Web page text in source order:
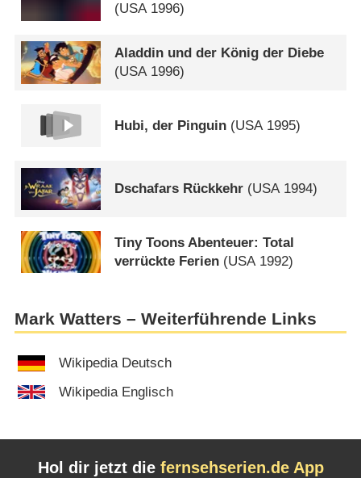
(USA1996)
Aladdin und der König der Diebe
(USA1996)
Hubi, der Pinguin (USA1995)
Dschafars Rückkehr (USA1994)
Tiny Toons Abenteuer: Total
verrückte Ferien (USA1992)
Mark Watters – Weiterführende Links
Wikipedia Deutsch
Wikipedia Englisch
Hol dir jetzt die fernsehserien.de App